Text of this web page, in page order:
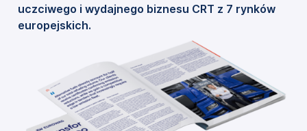
uczciwego i wydajnego biznesu CRT z 7 rynków
europejskich.